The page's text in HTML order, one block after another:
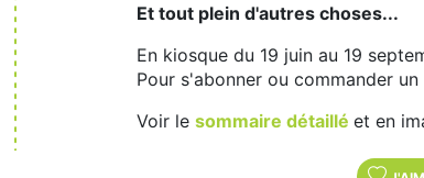
Et tout plein d'autres choses...
En kiosque du 19 juin au 19
Pour s'abonner ou commander un
Voir le sommaire détaillé et en